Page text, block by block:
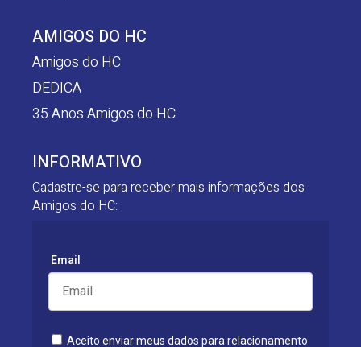
AMIGOS DO HC
Amigos do HC
DEDICA
35 Anos Amigos do HC
INFORMATIVO
Cadastre-se para receber mais informações dos
Amigos do HC:
Email
Aceito enviar meus dados para relacionamento